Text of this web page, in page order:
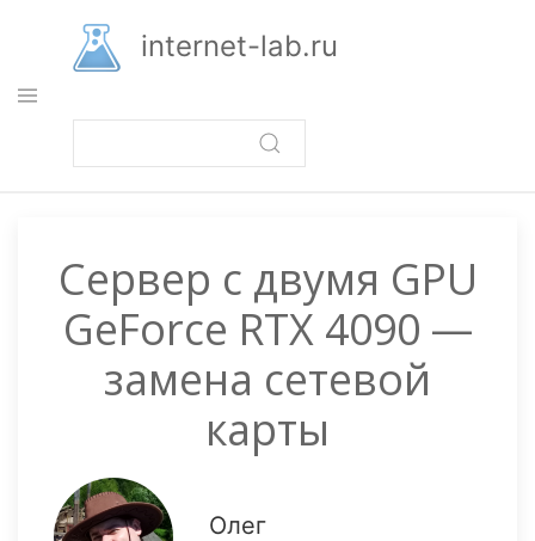
основному
содержанию
internet-lab.ru
Сервер с двумя GPU
GeForce RTX 4090 —
замена сетевой
карты
Олег